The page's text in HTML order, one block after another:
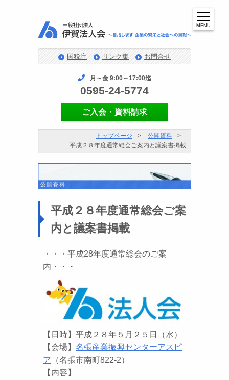
国税庁 リンク集 お問合せ
月～金 9:00～17:00迄
0595-24-5774
ご入会・資料請求
MENU
トップページ
公開資料
平成２８年度通常総会ご案内と議案書掲載
平成２８年度通常総会ご案
内と議案書掲載
・・・平成28年度通常総会のご案
内・・・
【日時】平成２８年５月２５日（水）
【会場】 名張産業振興センターアスピ
ア （名張市南町822-2）
【内容】